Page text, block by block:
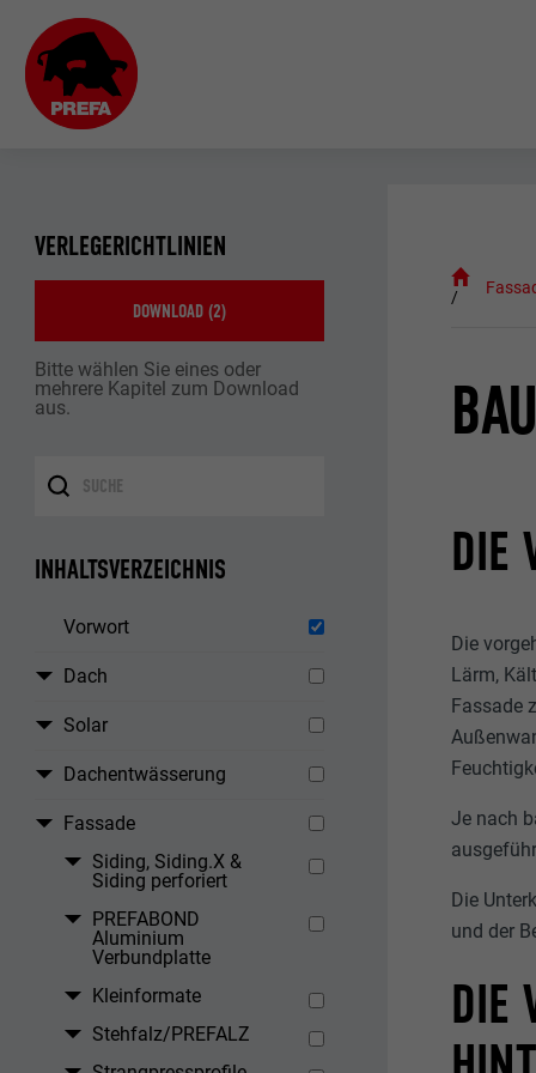
VERLEGERICHTLINIEN
DOWNLOAD (2)
Bitte wählen Sie eines oder
mehrere Kapitel zum Download
aus.
INHALTSVERZEICHNIS
Vorwort
Dach
Solar
Dachentwässerung
Fassade
Siding, Siding.X &
Siding perforiert
PREFABOND
Aluminium
Verbundplatte
Kleinformate
Stehfalz/PREFALZ
DIE
Die
Lärm,
Fassade
Je nach
Die
und der
DIE